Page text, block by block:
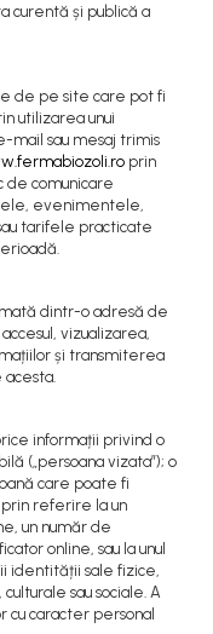
curentă și publică a
de pe site care pot fi
utilizarea unui
mail sau mesaj trimis
prin
de comunicare
evenimentele,
tarifele practicate
dintr-o adresă de
vizualizarea,
și transmiterea
acesta.
informații privind o
(„persoana vizata”); o
care poate fi
referire la un
un număr de
online, sau la unul
identității sale fizice,
sau sociale. A
caracter personal